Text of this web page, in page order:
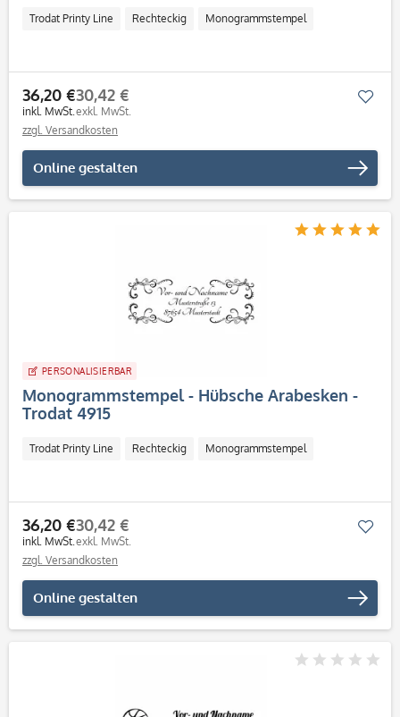
Trodat Printy Line Rechteckig Monogrammstempel
36,20 €
inkl. MwSt.
30,42 €
exkl. MwSt.
zzgl. Versandkosten
Online gestalten
PERSONALISIERBAR
Monogrammstempel - Hübsche Arabesken -
Trodat 4915
Trodat Printy Line Rechteckig Monogrammstempel
36,20 €
inkl. MwSt.
30,42 €
exkl. MwSt.
zzgl. Versandkosten
Online gestalten